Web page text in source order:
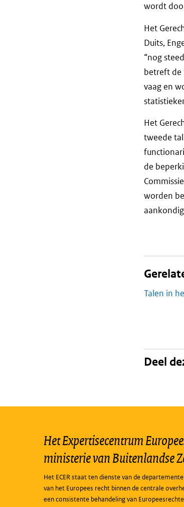
wordt
Het
Duits,
“nog
betreft de
vaag en
Het
tweede
de
worden
Talen in
Deel
Het Expertisecentrum
ministerie van Buitenlandse
Het ECER staat ten dienste van de
van het Europees recht binnen de centrale
een consistente behandeling van